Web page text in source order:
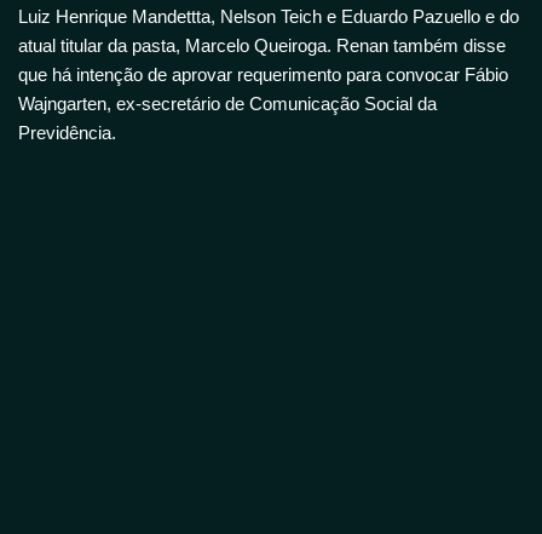
Luiz Henrique Mandettta, Nelson Teich e Eduardo Pazuello e do
atual titular da pasta, Marcelo Queiroga. Renan também disse
que há intenção de aprovar requerimento para convocar Fábio
Wajngarten, ex-secretário de Comunicação Social da
Previdência.